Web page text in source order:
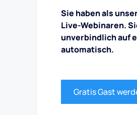
Sie haben als
Live-Webinaren.
unverbindlich auf
automatisch.
Gratis Gast